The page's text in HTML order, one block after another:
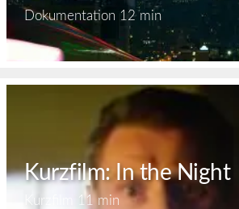
Dokumentation 12 min
Kurzfilm: In the Night
Kurzfilm 11 min